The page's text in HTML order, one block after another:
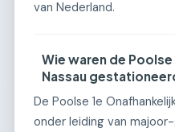
van Nederland.
Wie waren de
Nassau
De Poolse 1e
onder leiding van